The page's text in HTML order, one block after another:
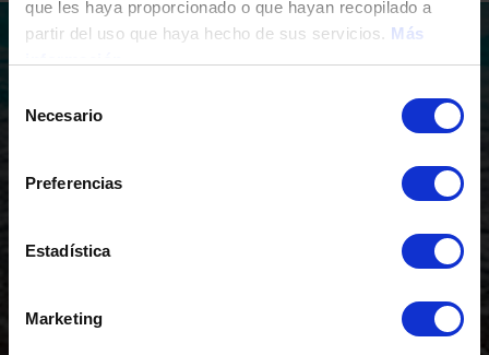
que les haya proporcionado o que hayan recopilado a
partir del uso que haya hecho de sus servicios. Más
Necesario
Preferencias
Estadística
Marketing
Pourquoi choisir TM Grupo
pour investir en Espagne?
Années dans la
Accueil commercial